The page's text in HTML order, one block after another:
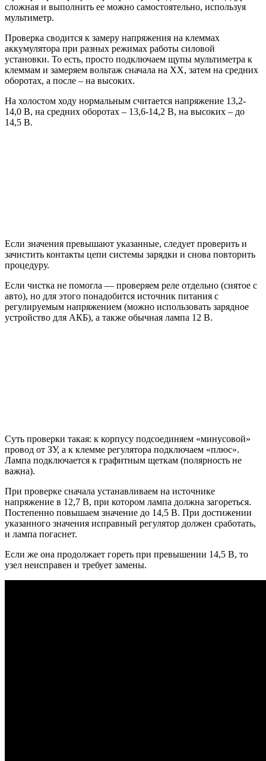
сложная и выполнить ее можно самостоятельно, используя
мультиметр.
Проверка сводится к замеру напряжения на клеммах
аккумулятора при разных режимах работы силовой
установки. То есть, просто подключаем щупы мультиметра к
клеммам и замеряем вольтаж сначала на ХХ, затем на средних
оборотах, а после – на высоких.
На холостом ходу нормальным считается напряжение 13,2-
14,0 В, на средних оборотах – 13,6-14,2 В, на высоких – до
14,5 В.
Если значения превышают указанные, следует проверить и
зачистить контакты цепи системы зарядки и снова повторить
процедуру.
Если чистка не помогла — проверяем реле отдельно (снятое с
авто), но для этого понадобится источник питания с
регулируемым напряжением (можно использовать зарядное
устройство для АКБ), а также обычная лампа 12 В.
Суть проверки такая: к корпусу подсоединяем «минусовой»
провод от ЗУ, а к клемме регулятора подключаем «плюс».
Лампа подключается к графитным щеткам (полярность не
важна).
При проверке сначала устанавливаем на источнике
напряжение в 12,7 В, при котором лампа должна загореться.
Постепенно повышаем значение до 14,5 В. При достижении
указанного значения исправный регулятор должен сработать,
и лампа погаснет.
Если же она продолжает гореть при превышении 14,5 В, то
узел неисправен и требует замены.